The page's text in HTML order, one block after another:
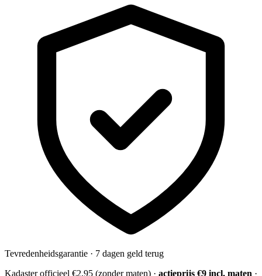
Tevredenheidsgarantie · 7 dagen geld terug
Kadaster officieel €2,95 (zonder maten) · actieprijs €9 incl. maten ·